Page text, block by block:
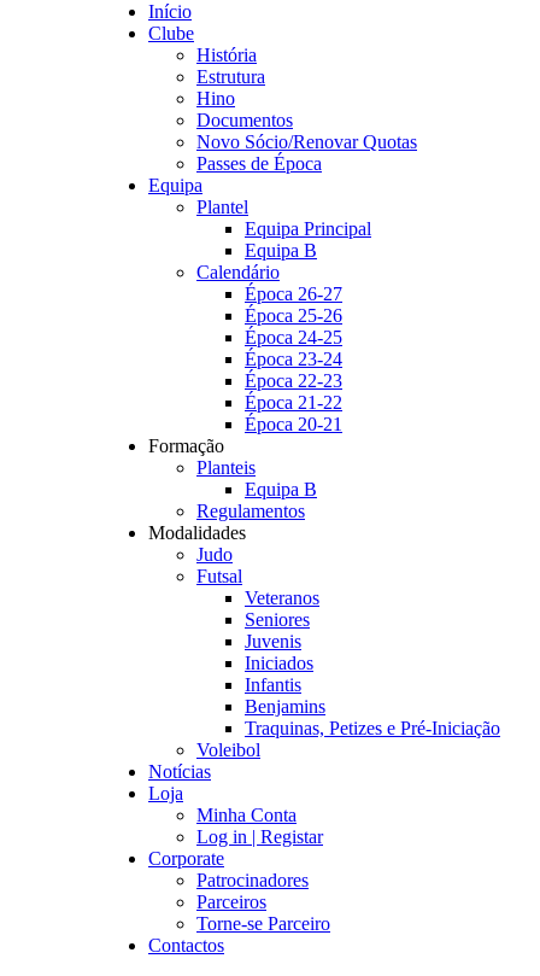
Início
Clube
História
Estrutura
Hino
Documentos
Novo Sócio/Renovar Quotas
Passes de Época
Equipa
Plantel
Equipa Principal
Equipa B
Calendário
Época 26-27
Época 25-26
Época 24-25
Época 23-24
Época 22-23
Época 21-22
Época 20-21
Formação
Planteis
Equipa B
Regulamentos
Modalidades
Judo
Futsal
Veteranos
Seniores
Juvenis
Iniciados
Infantis
Benjamins
Traquinas, Petizes e Pré-Iniciação
Voleibol
Notícias
Loja
Minha Conta
Log in | Registar
Corporate
Patrocinadores
Parceiros
Torne-se Parceiro
Contactos